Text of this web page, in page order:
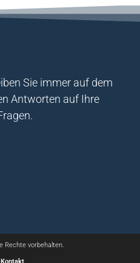
Sie immer auf dem
Antworten auf Ihre
Rechte vorbehalten.